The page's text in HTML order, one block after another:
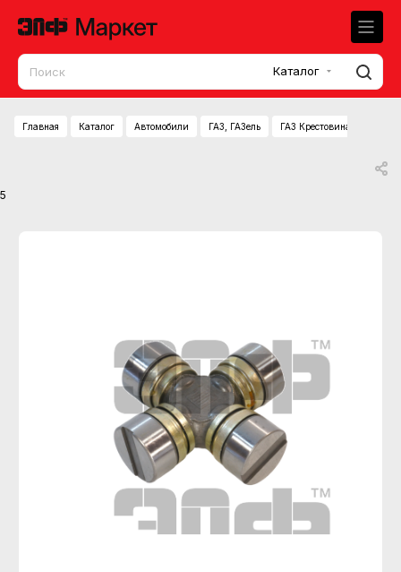
Каталог
Главная Каталог Автомобили ГАЗ, ГАЗель ГАЗ Крестовина
5